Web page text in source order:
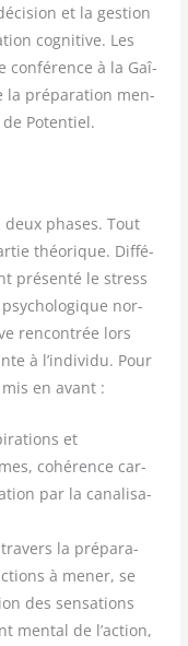
et la ges­tion
cog­ni­tive. Les
confé­rence à la Gaî­
la pré­pa­ra­tion men­
Potentiel.
deux phases. Tout
théo­rique. Dif­fé­
pré­sen­té le stress
nor­
ren­con­trée lors
à l’individu. Pour
en avant :
et
cohé­rence car­
par la cana­li­sa­
tra­vers la pré­pa­ra­
à mener, se
des sen­sa­tions
men­tal de l’action,